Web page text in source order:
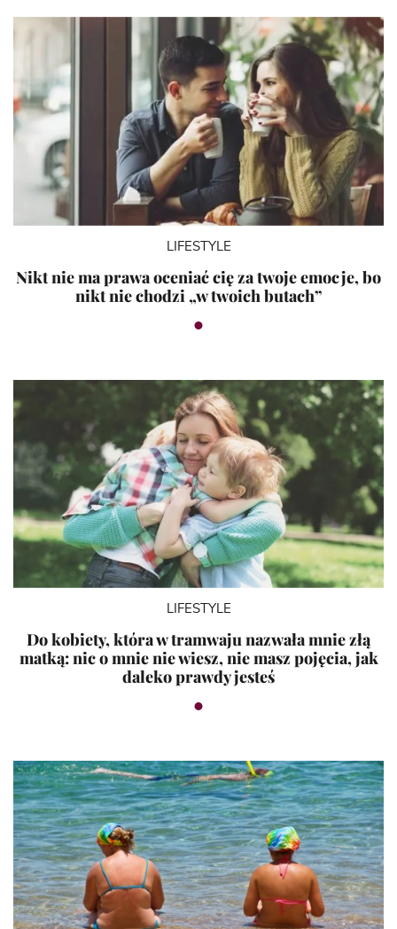
LIFESTYLE
Nikt nie ma prawa oceniać cię za twoje emocje, bo
nikt nie chodzi „w twoich butach”
LIFESTYLE
Do kobiety, która w tramwaju nazwała mnie złą
matką: nic o mnie nie wiesz, nie masz pojęcia, jak
daleko prawdy jesteś